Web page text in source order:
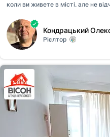
коли ви живете в місті, але не
Концепція: "Місто в місті - все
які мають вигляд на озеро
територія/алеї для прогулянок,
комплекс із басейном та
спортивні майданчики Гостьовий
Кав’ярні та ресторани Медичний
дитячий садок Косметологічна
Кондрацький
Рієлтор